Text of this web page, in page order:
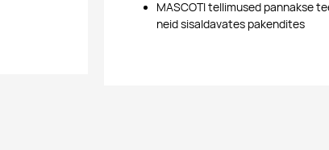
MASCOTI tellimused pannakse
neid sisaldavates pakendites